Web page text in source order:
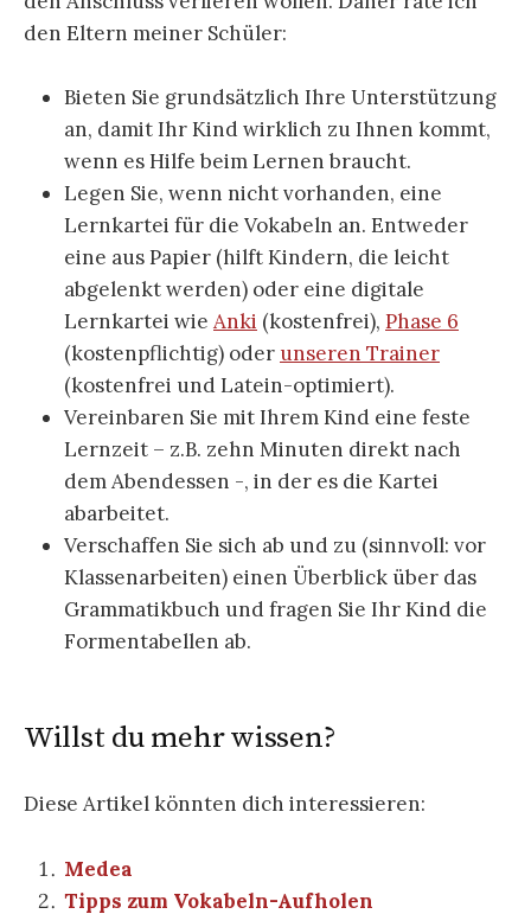
den Eltern meiner Schüler:
Bieten Sie grundsätzlich Ihre Unterstützung
an, damit Ihr Kind wirklich zu Ihnen kommt,
wenn es Hilfe beim Lernen braucht.
Legen Sie, wenn nicht vorhanden, eine
Lernkartei für die Vokabeln an. Entweder
eine aus Papier (hilft Kindern, die leicht
abgelenkt werden) oder eine digitale
Lernkartei wie Anki (kostenfrei), Phase 6
(kostenpflichtig) oder unseren Trainer
(kostenfrei und Latein-optimiert).
Vereinbaren Sie mit Ihrem Kind eine feste
Lernzeit – z.B. zehn Minuten direkt nach
dem Abendessen -, in der es die Kartei
abarbeitet.
Verschaffen Sie sich ab und zu (sinnvoll: vor
Klassenarbeiten) einen Überblick über das
Grammatikbuch und fragen Sie Ihr Kind die
Formentabellen ab.
Willst du mehr wissen?
Diese Artikel könnten dich interessieren:
Medea
Tipps zum Vokabeln-Aufholen